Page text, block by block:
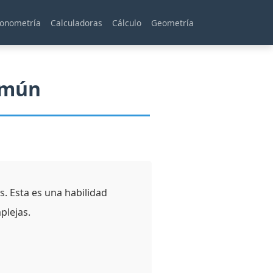
Calculadoras Cálculo Geometría
Esta es una habilidad